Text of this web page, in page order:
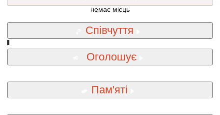
немає місць
Співчуття
Оголошує
Пам'яті